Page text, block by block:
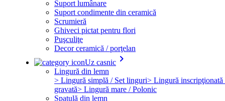
Suport lumânare
Suport condimente din ceramică
Scrumieră
Ghiveci pictat pentru flori
Puşculiţe
Decor ceramică / porţelan
Uz casnic keyboard_arrow_right
Lingură din lemn
> Lingură simplă / Set linguri> Lingură inscripţionată
gravată> Lingură mare / Polonic
Spatulă din lemn